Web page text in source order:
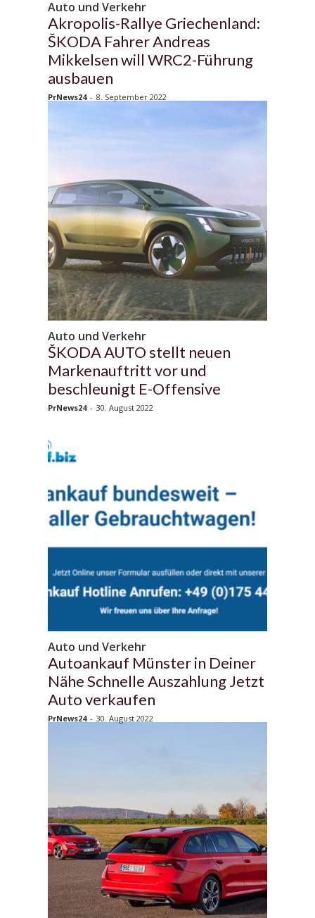
Auto und Verkehr
Akropolis-Rallye Griechenland:
ŠKODA Fahrer Andreas
Mikkelsen will WRC2-Führung
ausbauen
PrNews24 - 8. September 2022
Auto und Verkehr
ŠKODA AUTO stellt neuen
Markenauftritt vor und
beschleunigt E-Offensive
PrNews24 - 30. August 2022
Auto und Verkehr
Autoankauf Münster in Deiner
Nähe Schnelle Auszahlung Jetzt
Auto verkaufen
PrNews24 - 30. August 2022